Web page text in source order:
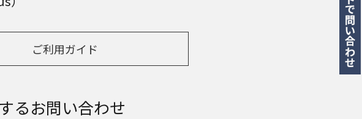
ご利用ガイド
るお問い合わせ